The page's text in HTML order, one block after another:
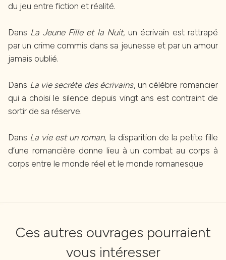
du jeu entre fiction et réalité.
Dans La Jeune Fille et la Nuit, un écrivain est rattrapé
par un crime commis dans sa jeunesse et par un amour
jamais oublié.
Dans La vie secrète des écrivains, un célèbre romancier
qui a choisi le silence depuis vingt ans est contraint de
sortir de sa réserve.
Dans La vie est un roman, la disparition de la petite fille
d’une romancière donne lieu à un combat au corps à
corps entre le monde réel et le monde romanesque
Ces autres ouvrages pourraient
vous intéresser